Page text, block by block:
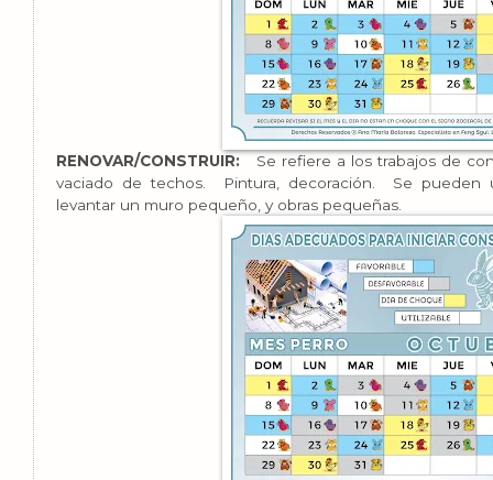
RENOVAR/CONSTRUIR:
Se refiere a los trabajos de
vaciado de techos. Pintura, decoración. Se pueden
levantar un muro pequeño, y obras pequeñas.